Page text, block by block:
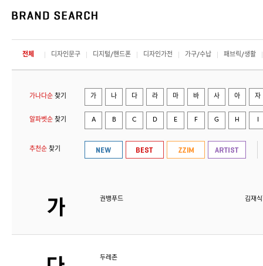
전체 디자인문구 디지털/핸드폰 디자인가전 가구/수납 패브릭/생활
가나다순 찾기 가 나 다 라 마 바 사 아 자
알파벳순 찾기 A B C D E F G H
추천순 찾기
권뱅푸드 김재
두레촌